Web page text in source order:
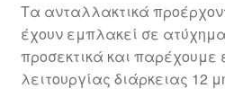
Τα ανταλλακτικά
έχουν εμπλακεί σε
προσεκτικά και παρέχουμε
λειτουργίας διάρκειας 12